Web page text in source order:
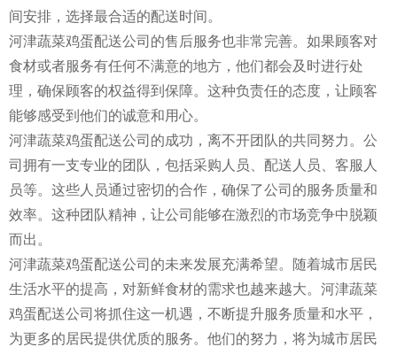
间安排，选择最合适的配送时间。
河津蔬菜鸡蛋配送公司的售后服务也非常完善。如果顾客对
食材或者服务有任何不满意的地方，他们都会及时进行处
理，确保顾客的权益得到保障。这种负责任的态度，让顾客
能够感受到他们的诚意和用心。
河津蔬菜鸡蛋配送公司的成功，离不开团队的共同努力。公
司拥有一支专业的团队，包括采购人员、配送人员、客服人
员等。这些人员通过密切的合作，确保了公司的服务质量和
效率。这种团队精神，让公司能够在激烈的市场竞争中脱颖
而出。
河津蔬菜鸡蛋配送公司的未来发展充满希望。随着城市居民
生活水平的提高，对新鲜食材的需求也越来越大。河津蔬菜
鸡蛋配送公司将抓住这一机遇，不断提升服务质量和水平，
为更多的居民提供优质的服务。他们的努力，将为城市居民